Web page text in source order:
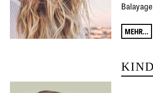
Balayage
MEHR...